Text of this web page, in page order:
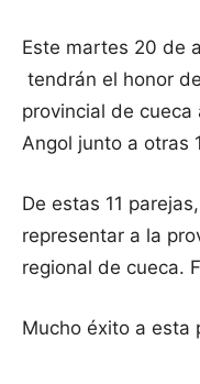
Este martes 20 de
tendrán el honor
provincial de
Angol junto a otras
De estas 11
representar a la
regional de cueca.
Mucho éxito a esta